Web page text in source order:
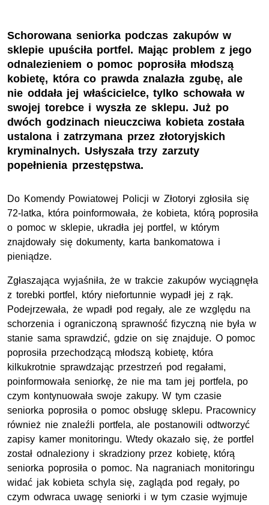
Schorowana seniorka podczas zakupów w
sklepie upuściła portfel. Mając problem z jego
odnalezieniem o pomoc poprosiła młodszą
kobietę, która co prawda znalazła zgubę, ale
nie oddała jej właścicielce, tylko schowała w
swojej torebce i wyszła ze sklepu. Już po
dwóch godzinach nieuczciwa kobieta została
ustalona i zatrzymana przez złotoryjskich
kryminalnych. Usłyszała trzy zarzuty
popełnienia przestępstwa.
Do Komendy Powiatowej Policji w Złotoryi zgłosiła się
72-latka, która poinformowała, że kobieta, którą poprosiła
o pomoc w sklepie, ukradła jej portfel, w którym
znajdowały się dokumenty, karta bankomatowa i
pieniądze.
Zgłaszająca wyjaśniła, że w trakcie zakupów wyciągnęła
z torebki portfel, który niefortunnie wypadł jej z rąk.
Podejrzewała, że wpadł pod regały, ale ze względu na
schorzenia i ograniczoną sprawność fizyczną nie była w
stanie sama sprawdzić, gdzie on się znajduje. O pomoc
poprosiła przechodzącą młodszą kobietę, która
kilkukrotnie sprawdzając przestrzeń pod regałami,
poinformowała seniorkę, że nie ma tam jej portfela, po
czym kontynuowała swoje zakupy. W tym czasie
seniorka poprosiła o pomoc obsługę sklepu. Pracownicy
również nie znaleźli portfela, ale postanowili odtworzyć
zapisy kamer monitoringu. Wtedy okazało się, że portfel
został odnaleziony i skradziony przez kobietę, którą
seniorka poprosiła o pomoc. Na nagraniach monitoringu
widać jak kobieta schyla się, zagląda pod regały, po
czym odwraca uwagę seniorki i w tym czasie wyjmuje